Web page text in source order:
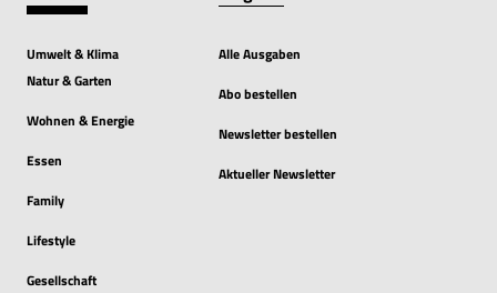
Umwelt & Klima
Natur & Garten
Wohnen & Energie
Essen
Family
Lifestyle
Gesellschaft
Alle Ausgaben
Abo bestellen
Newsletter bestellen
Aktueller Newsletter